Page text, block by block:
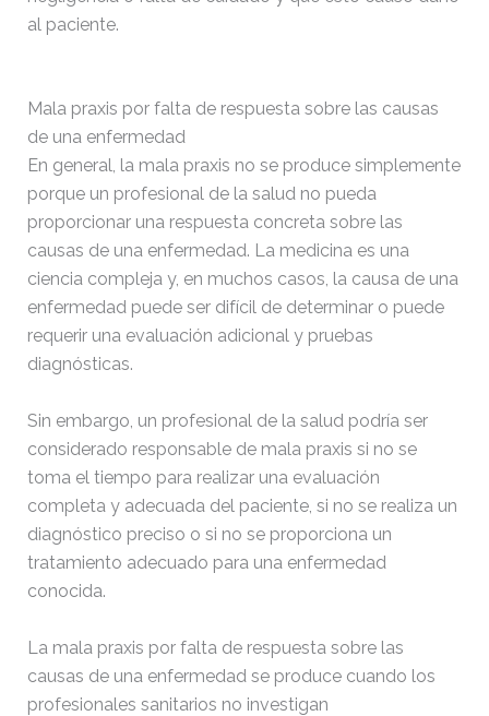
al paciente.
Mala praxis por falta de respuesta sobre las causas
de una enfermedad
En general, la mala praxis no se produce simplemente
porque un profesional de la salud no pueda
proporcionar una respuesta concreta sobre las
causas de una enfermedad. La medicina es una
ciencia compleja y, en muchos casos, la causa de una
enfermedad puede ser difícil de determinar o puede
requerir una evaluación adicional y pruebas
diagnósticas.
Sin embargo, un profesional de la salud podría ser
considerado responsable de mala praxis si no se
toma el tiempo para realizar una evaluación
completa y adecuada del paciente, si no se realiza un
diagnóstico preciso o si no se proporciona un
tratamiento adecuado para una enfermedad
conocida.
La mala praxis por falta de respuesta sobre las
causas de una enfermedad se produce cuando los
profesionales sanitarios no investigan